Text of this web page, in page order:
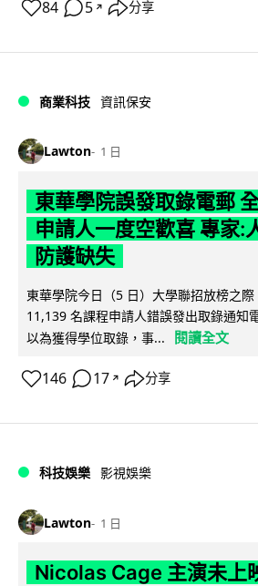
84 5 ↗ 分享
商業科技 資訊保安
Lawton 1 日
東華學院誤發取錄電郵
申請人一度空歡喜 專家:
防護缺失
東華學院今日（5 日）大學聯招放榜之
11,139 名課程申請人錯誤發出取錄通知
以為獲得學位取錄，事...
閱讀全文
146 17 ↗ 分享
科技娛樂 影視娛樂
Lawton 1 日
Nicolas Cage 主演未上